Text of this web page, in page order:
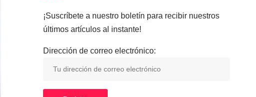
¡Suscríbete a nuestro boletín para recibir nuestros
últimos artículos al instante!
Dirección de correo electrónico: